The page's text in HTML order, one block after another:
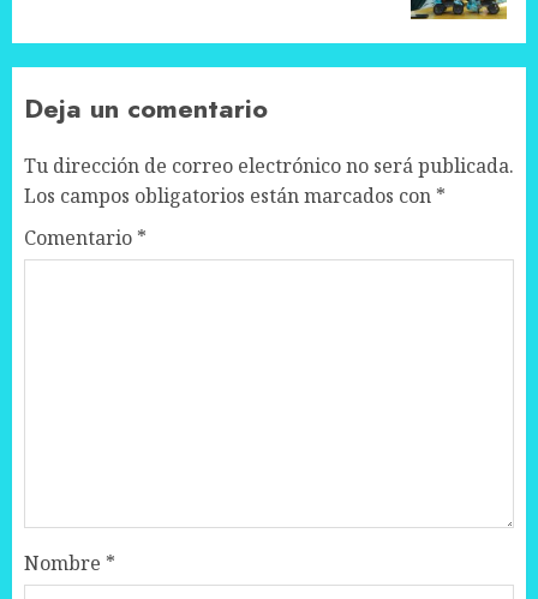
Deja un comentario
Tu dirección de correo electrónico no será publicada.
Los campos obligatorios están marcados con *
Comentario *
Nombre *